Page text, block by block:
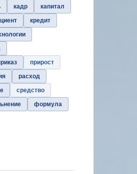
кадр
капитал
кредит
прирост
расход
средство
формула